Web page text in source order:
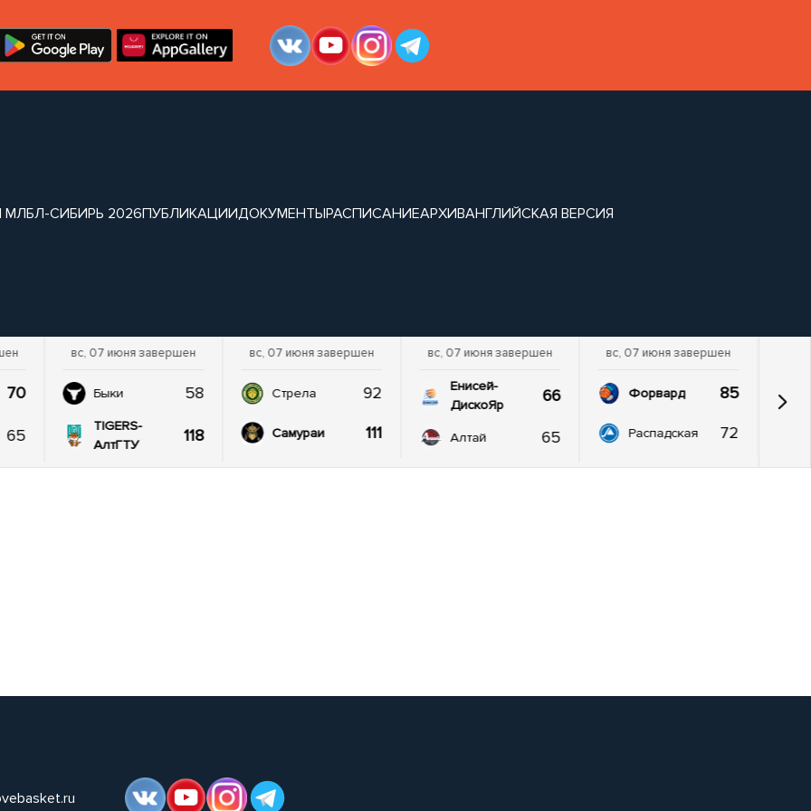
СИБИРЬ 2026ПУБЛИКАЦИИДОКУМЕНТЫРАСПИСАНИЕАРХИВАНГЛИЙСКАЯ ВЕРСИЯ
70
65
вс, 07 июня завершен
Быки 58
TIGERS-
АлтГТУ
118
вс, 07 июня завершен
Стрела 92
Самураи 111
вс, 07 июня завершен
Енисей-
ДискоЯр
66
Алтай 65
вс, 07 июня завершен
Форвард 85
Распадская 72